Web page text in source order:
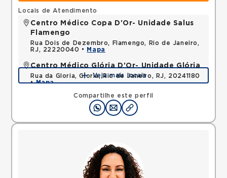
Compartilhe este perfil
Locais de Atendimento
Centro Médico Copa D'Or- Unidade Salus
Flamengo
Rua Dois de Dezembro, Flamengo, Rio de Janeiro,
RJ, 22220040 •
Mapa
Centro Médico Glória D'Or- Unidade Glória
Rua da Gloria, Gloria, Rio de Janeiro, RJ, 20241180
•Mapa
Veja mais locais